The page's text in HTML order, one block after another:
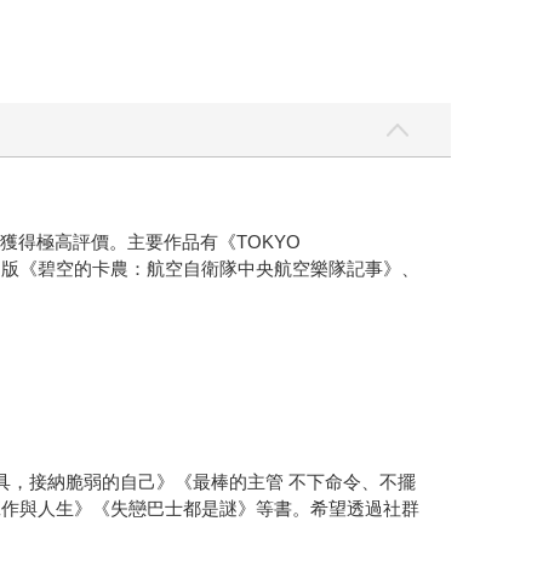
得極高評價。主要作品有《TOKYO
碧空的卡農：航空自衛隊中央航空樂隊記事》、
接納脆弱的自己》《最棒的主管 不下命令、不擺
與人生》《失戀巴士都是謎》等書。希望透過社群